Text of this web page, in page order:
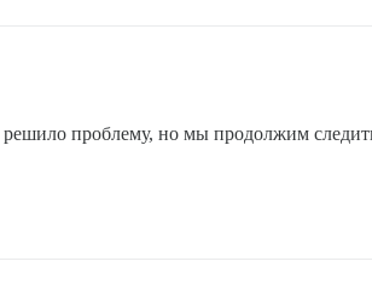
проблему, но мы продолжим